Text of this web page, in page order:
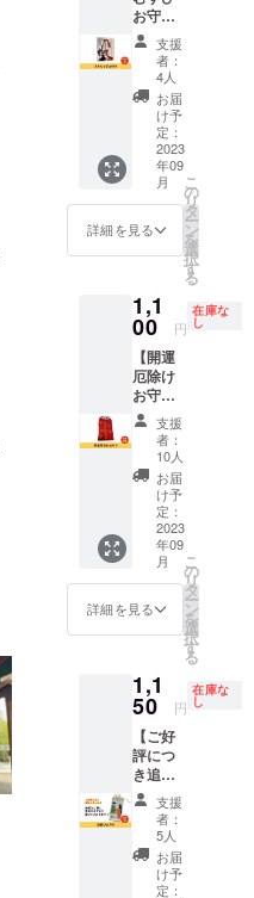
掲載期
間は
2023年
9月から
1年間で
す。
載させ
ていた
だきま
す。 あ
なたの
企業名
をPRで
きま
す。
https://
www.rei
sentais
ya.com/
※掲載内
メール
にて打
合せさ
せてい
ただき
ます。
※ネット
ワーク
販売や
企業イ
メージ
が相違
する場
合等、
掲載を
お断り
させて
ます。
お断り
いただ
いた場
合にお
いても
返金は
いたし
かねま
す。 ※
お守
り】 2
色セッ
トの、
えんむ
すびの
お守り
です。
「つな
がった
ご縁が
ずっと
続きま
すよう
いうあ
なたの
想いを
込め
て、大
切な人
とお揃
いでお
持ちく
ださ
い！ ※
送料込
みのお
値段で
す。
支援
者：
4人
お届
け予
定：
2023
年09
月
詳細を見る
こ
の
リ
タ
ー
ン
を
選
択
す
る
1,1
00 円
在庫な
し
【開運
厄除け
お守
り】 霊
泉大社
の開運
厄除け
お守り
です。
かばん
など、
普段身
につけ
るもの
につけ
てくだ
※送料込
みのお
値段で
す。
支援
者：
10人
お届
け予
定：
2023
年09
月
詳細を見る
こ
の
リ
タ
ー
ン
を
選
択
す
る
1,1
50 円
在庫な
し
【ご好
評につ
き追加
★縁結
びお守
り】 ご
好評に
つき、
追加い
支援
者：
5人
お届
け予
定：